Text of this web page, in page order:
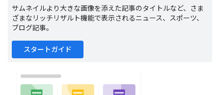
サムネイルより大きな画像を添えた記事のタイトルなど、さま
ざまなリッチリザルト機能で表示されるニュース、スポーツ、
ブログ記事。
スタートガイド